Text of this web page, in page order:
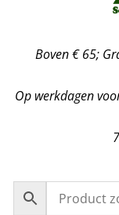
Boven € 65;
Op werkdagen